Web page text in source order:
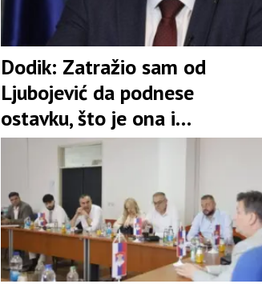
Dodik: Zatražio sam od
Ljubojević da podnese
ostavku, što je ona i
prihvatila